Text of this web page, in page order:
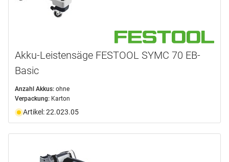
Akku-Leistensäge FESTOOL SYMC 70 EB-
Basic
Anzahl Akkus: ohne
Verpackung: Karton
Artikel: 22.023.05